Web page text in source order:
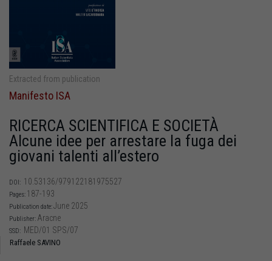
Extracted from publication
Manifesto ISA
RICERCA SCIENTIFICA E SOCIETÀ
Alcune idee per arrestare la fuga dei
giovani talenti all’estero
DOI: 10.53136/979122181975527
Pages: 187-193
Publication date:June 2025
Publisher: Aracne
SSD: MED/01 SPS/07
Raffaele SAVINO